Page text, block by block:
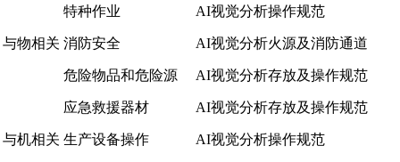
特种作业 AI视觉分析操作规范
与物相关 消防安全 AI视觉分析火源及消防通道
危险物品和危险源 AI视觉分析存放及操作规范
应急救援器材 AI视觉分析存放及操作规范
与机相关 生产设备操作 AI视觉分析操作规范